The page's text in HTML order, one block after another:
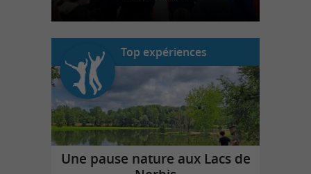
Top expériences
Une pause nature aux Lacs de